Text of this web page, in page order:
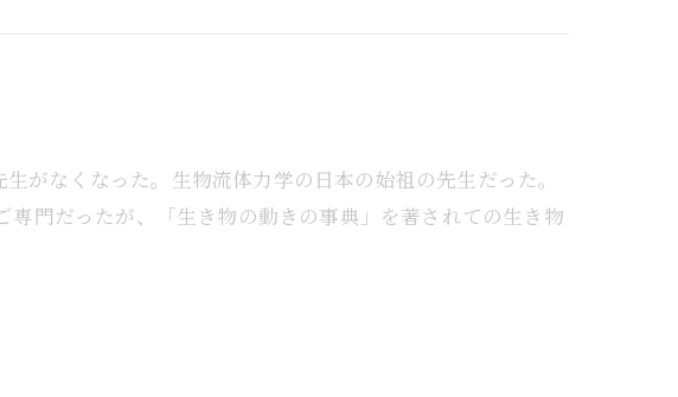
がなくなった。生物流体力学の日本の始祖の先生だった。
専門だったが、「生き物の動きの事典」を著されての生き物